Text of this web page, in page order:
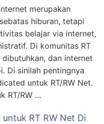
merupakan
hiburan, tetapi
belajar via internet,
Di komunitas RT
dibutuhkan, dan internet
Di sinilah pentingnya
untuk RT/RW Net.
RT/RW …
RT RW Net Di